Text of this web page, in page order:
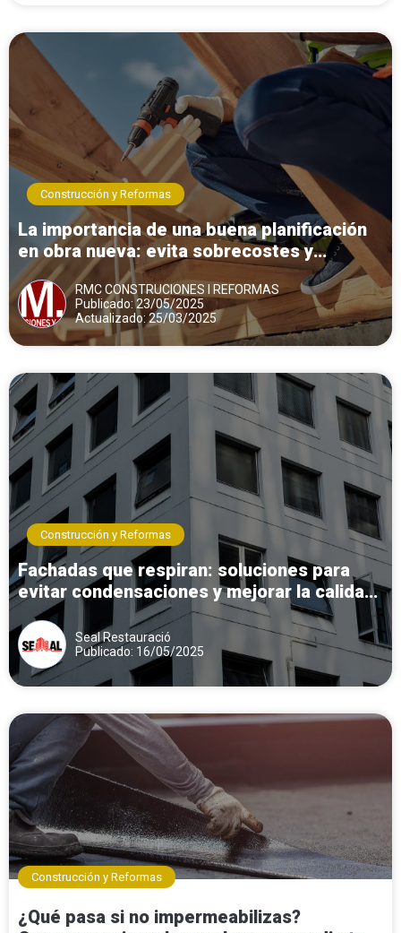
Construcción y Reformas
La importancia de una buena planificación
en obra nueva: evita sobrecostes y
retrasos
RMC CONSTRUCIONES I REFORMAS
Publicado: 23/05/2025
Actualizado: 25/03/2025
Construcción y Reformas
Fachadas que respiran: soluciones para
evitar condensaciones y mejorar la calidad
del aire interior
Seal Restauració
Publicado: 16/05/2025
Construcción y Reformas
¿Qué pasa si no impermeabilizas?